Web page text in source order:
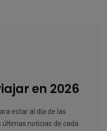
en 2026
estar al día de las
noticias de cada